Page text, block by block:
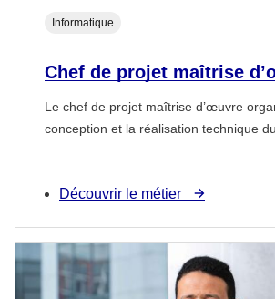
Chef de projet maîtrise
Le chef de projet maîtrise d’œuvre
conception et la réalisation technique du
Informatique
Découvrir le métier